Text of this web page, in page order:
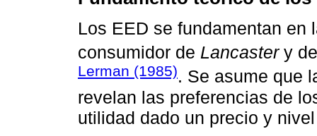
Los EED se fundamentan en
consumidor de Lancastery
Lerman (1985). Se asume que
revelan las preferencias de
utilidad dado un precio y